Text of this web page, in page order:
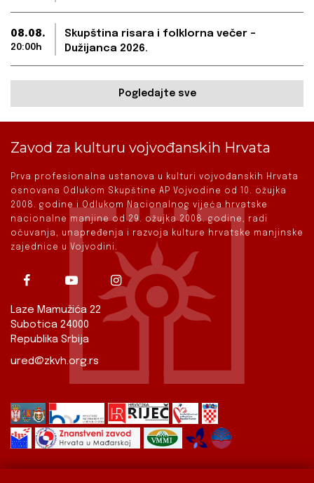
08.08.
20:00h
Skupština risara i folklorna večer –
Dužijanca 2026.
Pogledajte sve
Zavod za kulturu vojvođanskih Hrvata
Prva profesionalna ustanova u kulturi vojvođanskih Hrvata
osnovana Odlukom Skupštine AP Vojvodine od 10. ožujka
2008. godine i Odlukom Nacionalnog vijeća hrvatske
nacionalne manjine od 29. ožujka 2008. godine, radi
očuvanja, unapređenja i razvoja kulture hrvatske manjinske
zajednice u Vojvodini.
Laze Mamužića 22
Subotica 24000
Republika Srbija
ured@zkvh.org.rs